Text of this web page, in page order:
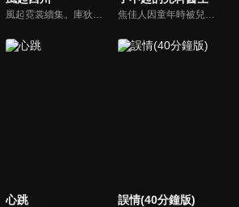
風起霓裳續集。庫狄琉璃與裴行儉婚後琴瑟和鳴，夫唱婦隨。後裴行儉被貶。琉璃陪伴丈夫遠赴西州上任，與當地世子麴崇裕相識的故事。 焦佳人因童年時被兒科醫生谷立峯救過一命，從此立下當兒科醫生的畢生志願。長大後順利進入精英雲集的童馨醫院，焦佳人和並肩作戰的同事鄧子昂、谷佳人、王航等經歷了重重的考驗，不僅要在臨牀一線與病魔做鬥爭，還要面對生活中的種種困境。最後，他們迎來了更美好的未來，也完成了自身的成長與昇華。
心跳 誤情(40分鐘版)